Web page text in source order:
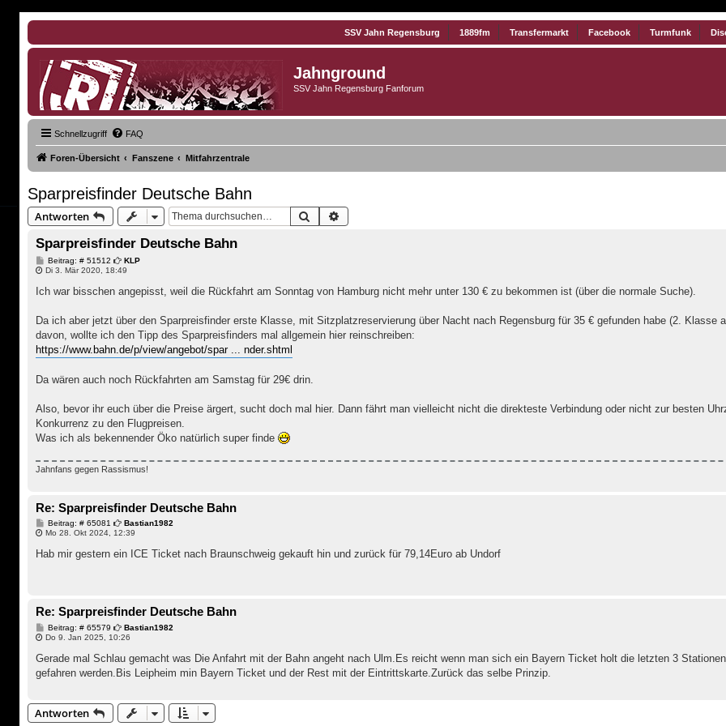
SSV Jahn Regensburg 1889fm Transfermarkt Facebook Turmfunk
Jahnground
SSV Jahn Regensburg Fanforum
Schnellzugriff FAQ
Foren-Übersicht Fanszene Mitfahrzentrale
Sparpreisfinder Deutsche Bahn
Antworten Suche
Sparpreisfinder Deutsche Bahn
Beitrag: # 51512 B
e
t
g
KLP
Di 3. Mär 2020, 18:49
Ich war bisschen angepisst, weil die Rückfahrt am Sonntag von Hamburg nicht mehr unter 130 € zu bekommen ist (über die normale Suche).
Da ich aber jetzt über den Sparpreisfinder erste Klasse, mit Sitzplatzreservierung über Nacht nach Regensburg für 35 € gefunden habe (2. Klasse
davon, wollte ich den Tipp des Sparpreisfinders mal allgemein hier reinschreiben:
https://www.bahn.de/p/view/angebot/spar ... nder.shtml
Da wären auch noch Rückfahrten am Samstag für 29€ drin.
Also, bevor ihr euch über die Preise ärgert, sucht doch mal hier. Dann fährt man vielleicht nicht die direkteste Verbindung oder nicht zur besten
Konkurrenz zu den Flugpreisen.
Was ich als bekennender Öko natürlich super finde
Jahnfans gegen Rassismus!
Re: Sparpreisfinder Deutsche Bahn
Beitrag: # 65081 B
e
Bastian1982
Mo 28. Okt 2024, 12:39
Hab mir gestern ein ICE Ticket nach Braunschweig gekauft hin und zurück für 79,14Euro ab Undorf
Re: Sparpreisfinder Deutsche Bahn
Beitrag: # 65579 B
e
t
a
Bastian1982
Do 9. Jan 2025, 10:26
Gerade mal Schlau gemacht was Die Anfahrt mit der Bahn angeht nach Ulm.Es reicht wenn man sich ein Bayern Ticket holt die letzten 3
gefahren werden.Bis Leipheim min Bayern Ticket und der Rest mit der Eintrittskarte.Zurück das selbe Prinzip.
Antworten